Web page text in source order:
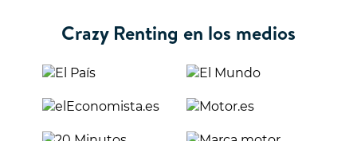
Crazy Renting en los medios